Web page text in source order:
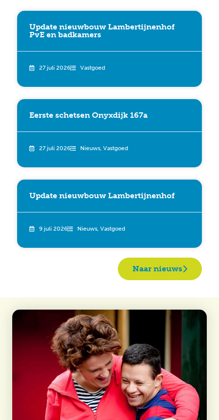
Update nieuwbouw Lambertijnenhof
PvE en badkamers
27 juli 2026 Vastgoed
Eerste schetsen Onyxdijk 167a
27 juli 2026 Nieuws, Vastgoed
Update nieuwbouw Lambertijnenhof
9 juli 2026 Nieuws, Vastgoed
Naar nieuws